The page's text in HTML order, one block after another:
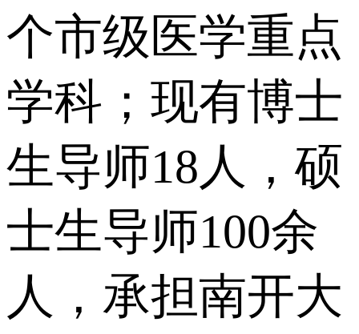
个市级医学重点
学科；现有博士
生导师18人，硕
士生导师100余
人，承担南开大